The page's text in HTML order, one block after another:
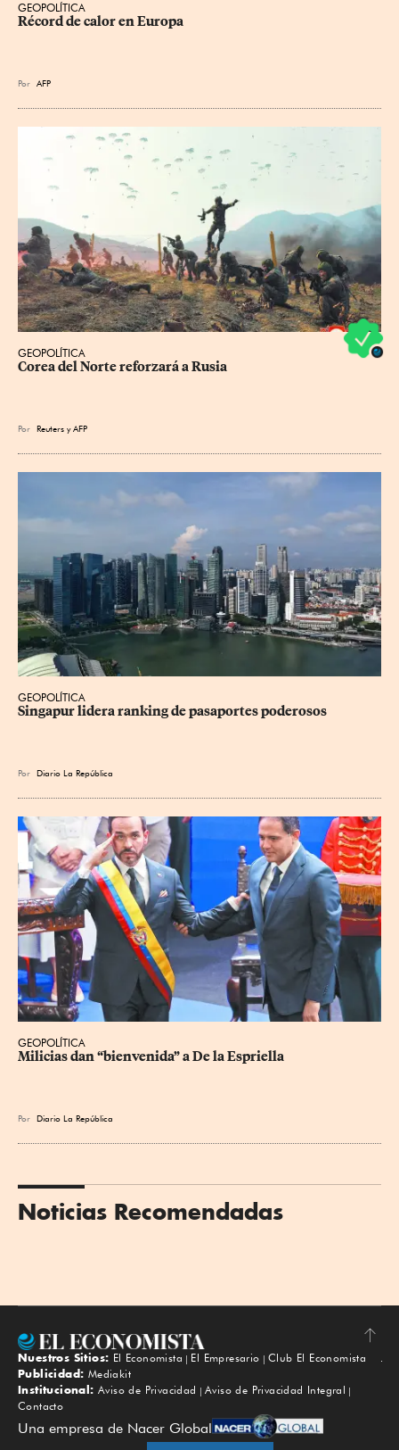
GEOPOLÍTICA
Récord de calor en Europa
Por AFP
GEOPOLÍTICA
Corea del Norte reforzará a Rusia
Por Reuters yAFP
GEOPOLÍTICA
Singapur lidera ranking de pasaportes poderosos
Por Diario La República
GEOPOLÍTICA
Milicias dan “bienvenida” a De la Espriella
Por Diario La República
Noticias Recomendadas
Subir
Nuestros Sitios: El Economista El Empresario
Club El Economista
Publicidad: Mediakit
Institucional: Aviso de Privacidad
Aviso de Privacidad Integral
Contacto
Una empresa de Nacer Global